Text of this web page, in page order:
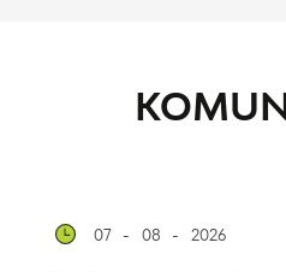
07 - 08 - 2026